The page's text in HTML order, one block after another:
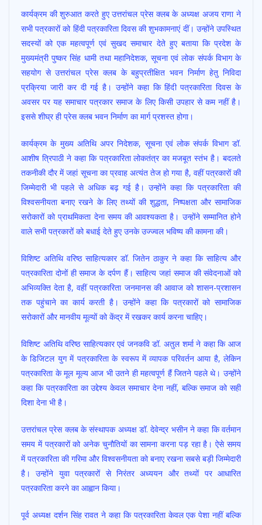
कार्यक्रम की शुरुआत करते हुए उत्तरांचल प्रेस क्लब के अध्यक्ष अजय राणा ने
सभी पत्रकारों को हिंदी पत्रकारिता दिवस की शुभकामनाएं दीं। उन्होंने उपस्थित
सदस्यों को एक महत्वपूर्ण एवं सुखद समाचार देते हुए बताया कि प्रदेश के
मुख्यमंत्री पुष्कर सिंह धामी तथा महानिदेशक, सूचना एवं लोक संपर्क विभाग के
सहयोग से उत्तरांचल प्रेस क्लब के बहुप्रतीक्षित भवन निर्माण हेतु निविदा
प्रक्रिया जारी कर दी गई है। उन्होंने कहा कि हिंदी पत्रकारिता दिवस के
अवसर पर यह समाचार पत्रकार समाज के लिए किसी उपहार से कम नहीं है।
इससे शीघ्र ही प्रेस क्लब भवन निर्माण का मार्ग प्रशस्त होगा।
कार्यक्रम के मुख्य अतिथि अपर निदेशक, सूचना एवं लोक संपर्क विभाग डॉ.
आशीष त्रिपाठी ने कहा कि पत्रकारिता लोकतंत्र का मजबूत स्तंभ है। बदलते
तकनीकी दौर में जहां सूचना का प्रवाह अत्यंत तेज हो गया है, वहीं पत्रकारों की
जिम्मेदारी भी पहले से अधिक बढ़ गई है। उन्होंने कहा कि पत्रकारिता की
विश्वसनीयता बनाए रखने के लिए तथ्यों की शुद्धता, निष्पक्षता और सामाजिक
सरोकारों को प्राथमिकता देना समय की आवश्यकता है। उन्होंने सम्मानित होने
वाले सभी पत्रकारों को बधाई देते हुए उनके उज्ज्वल भविष्य की कामना की।
विशिष्ट अतिथि वरिष्ठ साहित्यकार डॉ. जितेन ठाकुर ने कहा कि साहित्य और
पत्रकारिता दोनों ही समाज के दर्पण हैं। साहित्य जहां समाज की संवेदनाओं को
अभिव्यक्ति देता है, वहीं पत्रकारिता जनमानस की आवाज को शासन-प्रशासन
तक पहुंचाने का कार्य करती है। उन्होंने कहा कि पत्रकारों को सामाजिक
सरोकारों और मानवीय मूल्यों को केंद्र में रखकर कार्य करना चाहिए।
विशिष्ट अतिथि वरिष्ठ साहित्यकार एवं जनकवि डॉ. अतुल शर्मा ने कहा कि आज
के डिजिटल युग में पत्रकारिता के स्वरूप में व्यापक परिवर्तन आया है, लेकिन
पत्रकारिता के मूल मूल्य आज भी उतने ही महत्वपूर्ण हैं जितने पहले थे। उन्होंने
कहा कि पत्रकारिता का उद्देश्य केवल समाचार देना नहीं, बल्कि समाज को सही
दिशा देना भी है।
उत्तरांचल प्रेस क्लब के संस्थापक अध्यक्ष डॉ. देवेन्द्र भसीन ने कहा कि वर्तमान
समय में पत्रकारों को अनेक चुनौतियों का सामना करना पड़ रहा है। ऐसे समय
में पत्रकारिता की गरिमा और विश्वसनीयता को बनाए रखना सबसे बड़ी जिम्मेदारी
है। उन्होंने युवा पत्रकारों से निरंतर अध्ययन और तथ्यों पर आधारित
पत्रकारिता करने का आह्वान किया।
पूर्व अध्यक्ष दर्शन सिंह रावत ने कहा कि पत्रकारिता केवल एक पेशा नहीं बल्कि